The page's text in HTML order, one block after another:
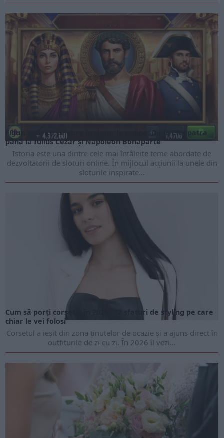
Figuri istorice celebre în sloturile online: De la Cleopatra
până la Iulius Cezar și Napoleon Bonaparte
Istoria este una dintre cele mai întâlnite teme abordate de
dezvoltatorii de sloturi online. În mijlocul acțiunii la unele din
sloturile inspirate...
Cum să porți corsetul în 2026? 12 sfaturi de styling pe care
chiar le vei folosi
Corsetul a ieșit din zona ținutelor de ocazie și a ajuns direct în
outfiturile de zi cu zi. În 2026 îl vezi...